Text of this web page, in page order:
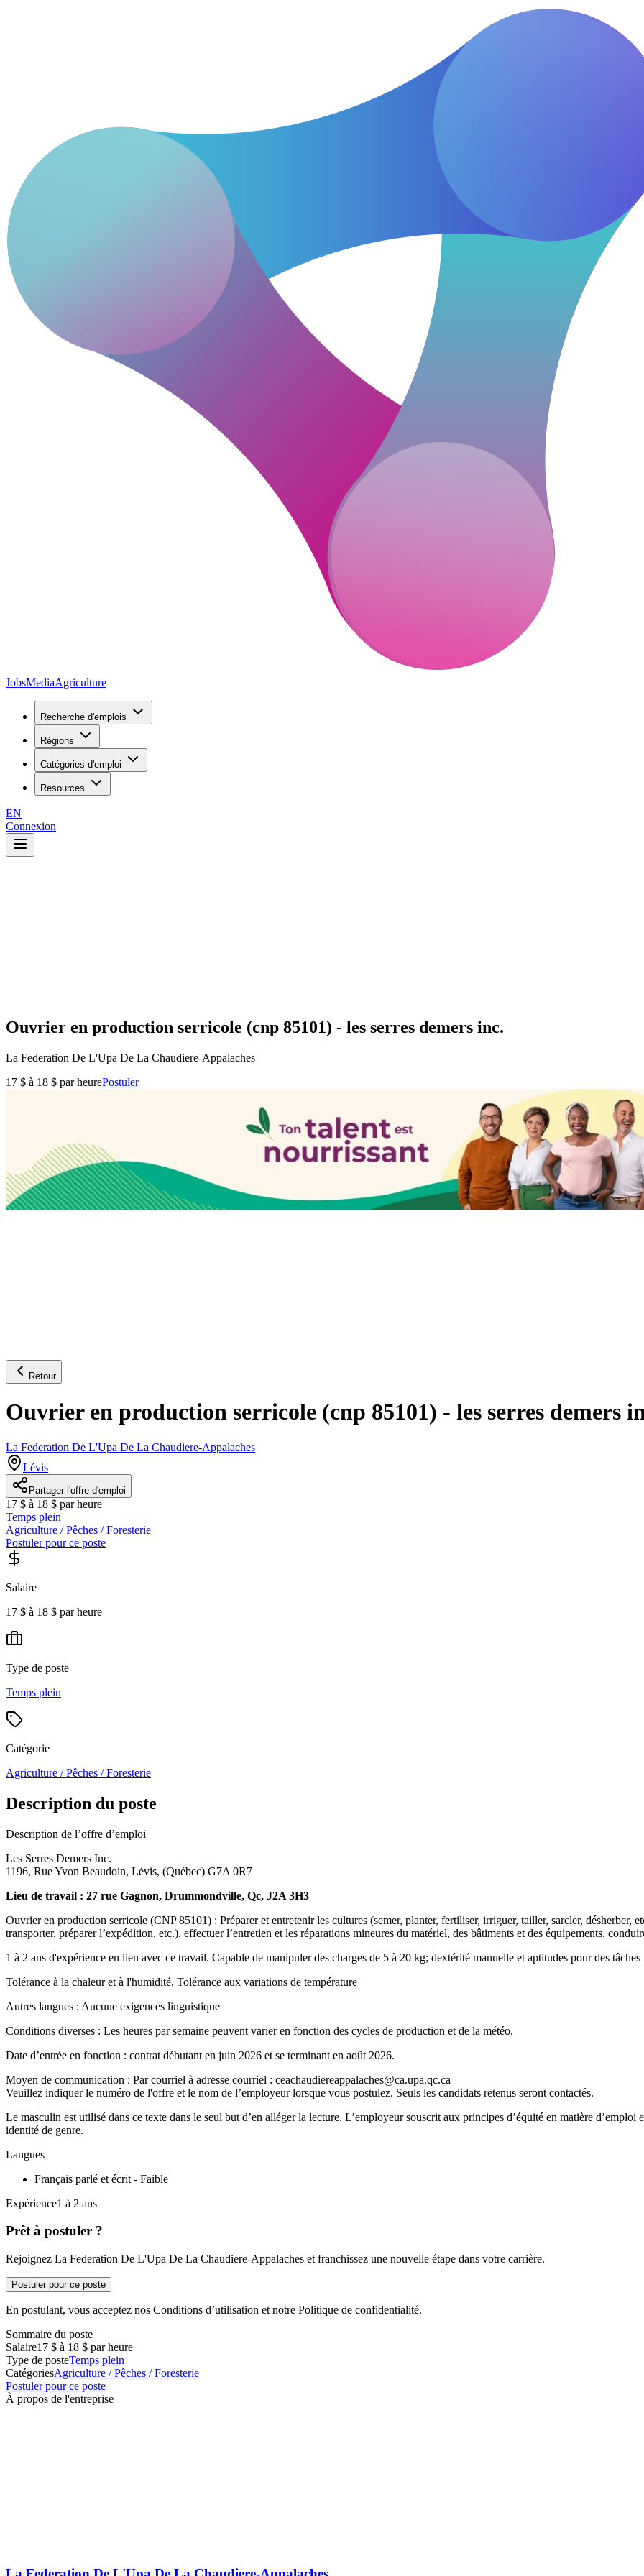
JobsMediaAgriculture
Recherche d'emplois
Régions
Catégories d'emploi
Resources
EN
Connexion
Ouvrier en production serricole (cnp 85101) - les serres demers inc.
La Federation De L'Upa De La Chaudiere-Appalaches
17 $ à 18 $ par heurePostuler
Retour
Ouvrier en production serricole (cnp 85101) - les serres demers
La Federation De L'Upa De La Chaudiere-Appalaches
Lévis
Partager l'offre d'emploi
17 $ à 18 $ par heure
Temps plein
Agriculture / Pêches / Foresterie
Postuler pour ce poste
Salaire
17 $ à 18 $ par heure
Type de poste
Temps plein
Catégorie
Agriculture / Pêches / Foresterie
Description du poste
Description de l’offre d’emploi
Les Serres Demers Inc.
1196, Rue Yvon Beaudoin, Lévis, (Québec) G7A 0R7
Lieu de travail : 27 rue Gagnon, Drummondville, Qc, J2A 3H3
Ouvrier en production serricole (CNP 85101) : Préparer et entretenir les cultures (semer, planter, fertiliser, irriguer, tailler, sarcler, désherber,
transporter, préparer l’expédition, etc.), effectuer l’entretien et les réparations mineures du matériel, des bâtiments et des équipements,
1 à 2 ans d'expérience en lien avec ce travail. Capable de manipuler des charges de 5 à 20 kg; dextérité manuelle et aptitudes pour des
Tolérance à la chaleur et à l'humidité, Tolérance aux variations de température
Autres langues : Aucune exigences linguistique
Conditions diverses : Les heures par semaine peuvent varier en fonction des cycles de production et de la météo.
Date d’entrée en fonction : contrat débutant en juin 2026 et se terminant en août 2026.
Moyen de communication : Par courriel à adresse courriel : ceachaudiereappalaches@ca.upa.qc.ca
Veuillez indiquer le numéro de l'offre et le nom de l’employeur lorsque vous postulez. Seuls les candidats retenus seront contactés.
Le masculin est utilisé dans ce texte dans le seul but d’en alléger la lecture. L’employeur souscrit aux principes d’équité en matière
identité de genre.
Langues
Français parlé et écrit - Faible
Expérience1 à 2 ans
Prêt à postuler ?
Rejoignez La Federation De L'Upa De La Chaudiere-Appalaches et franchissez une nouvelle étape dans votre carrière.
Postuler pour ce poste
En postulant, vous acceptez nos Conditions d’utilisation et notre Politique de confidentialité.
Sommaire du poste
Salaire17 $ à 18 $ par heure
Type de posteTemps plein
CatégoriesAgriculture / Pêches / Foresterie
Postuler pour ce poste
À propos de l'entreprise